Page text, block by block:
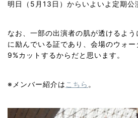
明日（5月13日）からいよいよ定期公
なお、一部の出演者の肌が透けるよ
に励んでいる証であり、会場のウォ
9%カットするからだと思います。
※メンバー紹介は こちら 。